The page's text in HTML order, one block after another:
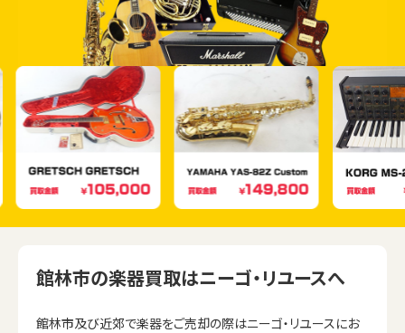
館林市の楽器買取はニーゴ・リユースへ
館林市及び近郊で楽器をご売却の際はニーゴ・リユースにお